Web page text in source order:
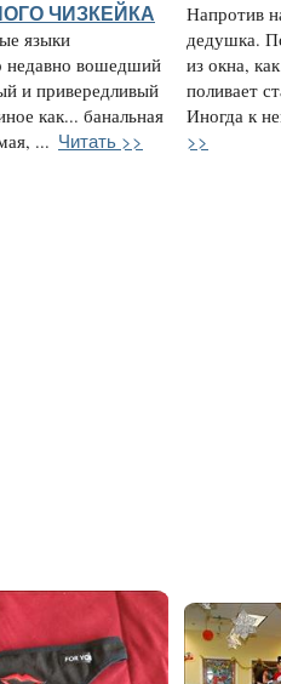
ЧИЗКЕЙКА
языки
недавно вошедший
и привередливый
как... банальная
... Читать >>
Напротив
дедушка.
из окна,
поливает
Иногда к
>>